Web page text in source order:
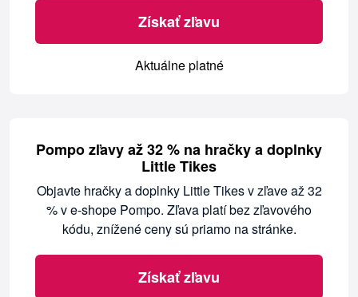
Získať zľavu
Aktuálne platné
Pompo zľavy až 32 % na hračky a doplnky
Little Tikes
Objavte hračky a doplnky Little Tikes v zľave až 32
% v e-shope Pompo. Zľava platí bez zľavového
kódu, znížené ceny sú priamo na stránke.
Získať zľavu